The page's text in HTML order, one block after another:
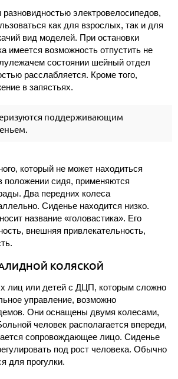
электровелосипедов,
как для взрослых, так и для
вид моделей. При остановки
имеется возможность отпустить не
состоянии шейный отдел
расслабляется. Кроме того,
в запястьях.
поддерживающим
который не может находиться
положении сидя, применяются
Два передних колеса
Сиденье находится низко.
название «головастика». Его
внешняя привлекательность,
КОЛЯСКОЙ
лиц или детей с ДЦП, которым сложно
управление, возможно
Они оснащены двумя колесами,
человек располагается впереди,
сопровождающее лицо. Сиденье
под рост человека. Обычно
для прогулки.